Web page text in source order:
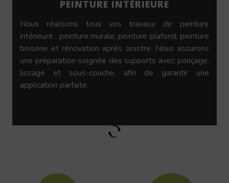
PEINTURE INTÉRIEURE
Nous réalisons tous vos travaux de peinture
intérieure : peinture murale, peinture plafond, peinture
boiserie et rénovation après sinistre. Nous assurons
une préparation soignée des supports avec ponçage,
lissage et sous-couche, afin de garantir une
application parfaite.